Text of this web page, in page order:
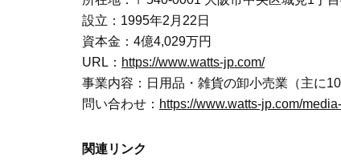
設立：1995年2月22日
資本金：4億4,029万円
URL： https://www.watts-jp.com/
事業内容：日用品・雑貨の卸小売業（主に
問い合わせ： https://www.watts-jp.com/
関連リンク